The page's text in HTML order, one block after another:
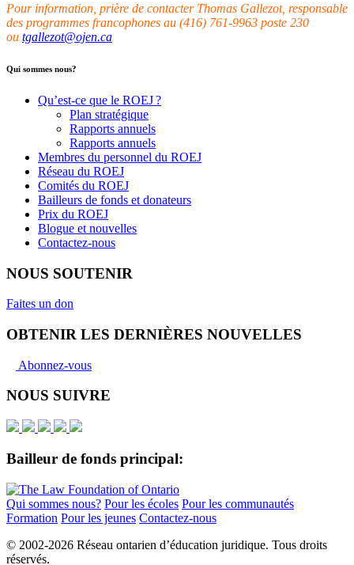
Pour information, prière de contacter Thomas Gallezot, responsable
des programmes francophones au (416) 761-9963 poste 230
ou tgallezot@ojen.ca
Qui sommes nous?
Qu’est-ce que le ROEJ ?
Plan stratégique
Rapports annuels
Rapports annuels
Membres du personnel du ROEJ
Réseau du ROEJ
Comités du ROEJ
Bailleurs de fonds et donateurs
Prix du ROEJ
Blogue et nouvelles
Contactez-nous
NOUS SOUTENIR
Faites un don
OBTENIR LES DERNIÈRES NOUVELLES
Abonnez-vous
NOUS SUIVRE
Bailleur de fonds principal:
Qui sommes nous? Pour les écoles Pour les communautés
Formation Pour les jeunes Contactez-nous
© 2002-2026 Réseau ontarien d’éducation juridique. Tous droits
réservés.